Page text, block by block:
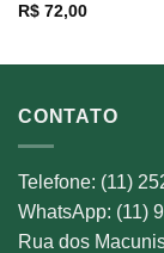
R$72,00
CONTATO
Telefone: (11)
WhatsApp: (11)
Rua dos